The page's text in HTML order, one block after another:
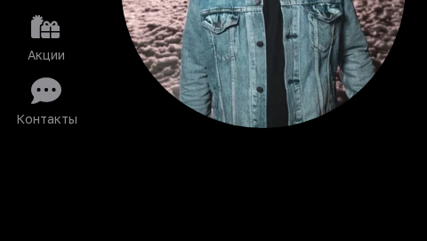
Акции
Контакты